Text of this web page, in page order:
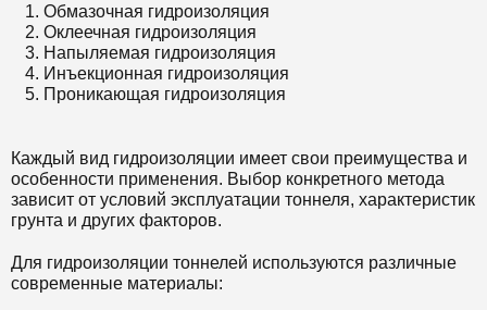
Обмазочная гидроизоляция
Оклеечная гидроизоляция
Напыляемая гидроизоляция
Инъекционная гидроизоляция
Проникающая гидроизоляция
Каждый вид гидроизоляции имеет свои преимущества и
особенности применения. Выбор конкретного метода
зависит от условий эксплуатации тоннеля, характеристик
грунта и других факторов.
Для гидроизоляции тоннелей используются различные
современные материалы: